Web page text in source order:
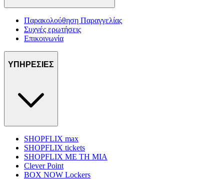
Παρακολούθηση Παραγγελίας
Συχνές ερωτήσεις
Επικοινωνία
ΥΠΗΡΕΣΙΕΣ
SHOPFLIX max
SHOPFLIX tickets
SHOPFLIX ΜΕ ΤΗ ΜΙΑ
Clever Point
BOX NOW Lockers